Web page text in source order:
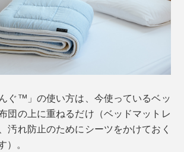
ぐ™」の使い方は、今使っているベッ
団の上に重ねるだけ（ベッドマットレ
汚れ防止のためにシーツをかけておく
。